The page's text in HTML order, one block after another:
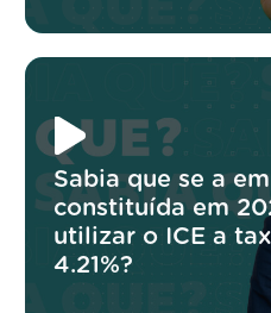
Sabia que se a
constituída em
utilizar o ICE a
4.21%?